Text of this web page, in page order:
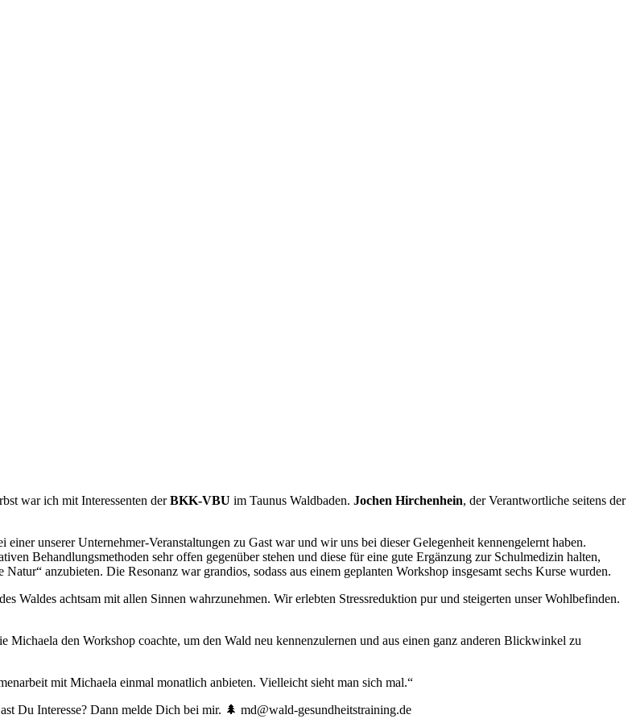
war ich mit Interessenten derBKK-VBU im Taunus Waldbaden. Jochen Hirchenhein, der Verantwortliche seitens der
unserer Unternehmer-Veranstaltungen zu Gast war und wir uns bei dieser Gelegenheit kennengelernt haben.
Behandlungsmethoden sehr offen gegenüber stehen und diese für eine gute Ergänzung zur Schulmedizin halten,
anzubieten. Die Resonanz war grandios, sodass aus einem geplanten Workshop insgesamt sechs Kurse wurden.
Waldes achtsam mit allen Sinnen wahrzunehmen. Wir erlebten Stressreduktion pur und steigerten unser Wohlbefinden.
den Workshop coachte, um den Wald neu kennenzulernen und aus einen ganz anderen Blickwinkel zu
mit Michaela einmal monatlich anbieten. Vielleicht sieht man sich mal.“
Du Interesse? Dann melde Dich bei mir. 🌲 md@wald-gesundheitstraining.de